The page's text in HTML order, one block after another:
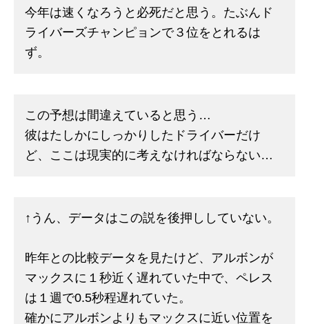
今年は速くなろうと必死だと思う。たぶんド
ライバーズチャンピョンで３位をとれるは
ず。
この予想は間違えていると思う…
彼はたしかにしっかりしたドライバーだけ
ど、ここは現実的に考えなければならない…
↑うん、データはこの説を後押ししていない。
昨年との比較データを見たけど、アルボンが
マックスに１秒近く遅れていた中で、ペレス
は１週で0.5秒程遅れていた。
確かにアルボンよりもマックスに近い位置を